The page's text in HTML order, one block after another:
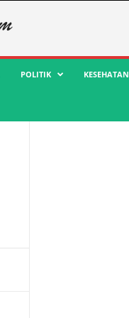
POLITIK KESEHATAN